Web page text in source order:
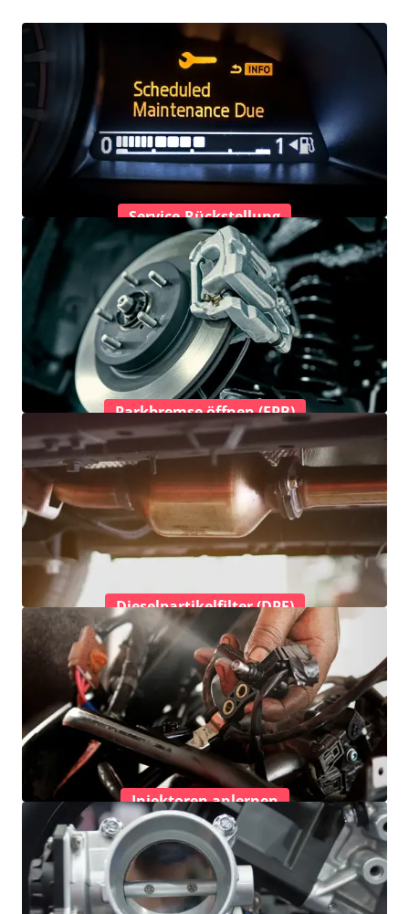
Service-Rückstellung
Parkbremse öffnen (EPB)
Dieselpartikelfilter (DPF)
Injektoren anlernen